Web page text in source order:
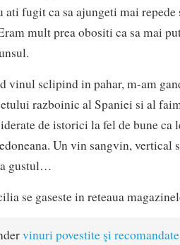
ati fugit ca sa ajungeti mai
mult prea obositi ca sa mai
vinul sclipind in pahar, m-am
razboinic al Spaniei si al
de istorici la fel de bune ca
Un vin sangvin,
gustul…
se gaseste in reteaua
vinuri povestite şi recomandate